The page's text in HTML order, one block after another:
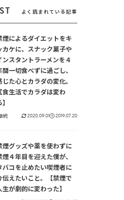
よく読まれている記事
煙によるダイエットをキ
カケに、スナック菓子や
ンスタントラーメンを４
間一切食べずに過ごし、
じた心とカラダの変化。
【食生活でカラダは変わ
続 2020.09.01 2019.07.20
煙グッズや薬を使わずに
煙４年目を迎えた僕が、
バコを止めたい喫煙者に
伝えたいこと。【禁煙で
生が劇的に変わった】